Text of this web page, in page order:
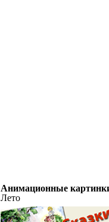
Анимационные
Лето